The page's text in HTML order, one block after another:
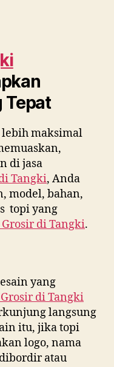
Tepat
lebih maksimal
di jasa
Tangki, Anda
model, bahan,
topi yang
diTangki.
yang
diTangki
langsung
itu, jika topi
logo, nama
atau